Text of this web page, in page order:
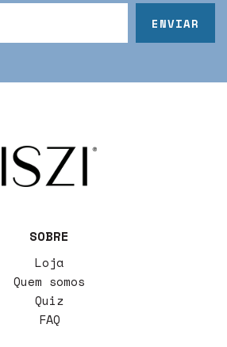
SOBRE
Loja
Quem somos
Quiz
FAQ